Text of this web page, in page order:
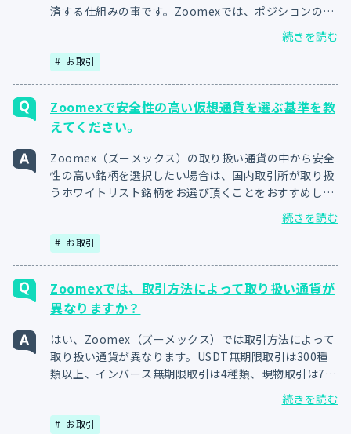
済する仕組みの事です。Zoomexでは、ポジションの証
拠金が証拠金維持率と等しくなった時点で執行されま
す。ロスカットによって、急な相場変動が起きても入金
額を超える損失を防ぐことが可能です。
続きを読む
お取引
Zoomexで安全性の高い仮想通貨を選ぶ基準を教
えてください。
Zoomex（ズーメックス）の取り扱い通貨の中から安全
性の高い銘柄を選択したい場合は、国内取引所が取り扱
うホワイトリスト銘柄をお選び頂くことをおすすめしま
す。ホワイトリスト銘柄は金融庁による一定の審査を通
過しているため、他の暗号資産（仮想通貨）よりも安全
性が高いと考えられます。
続きを読む
お取引
Zoomexでは、取引方法によって取り扱い通貨が
異なりますか？
はい、Zoomex（ズーメックス）では取引方法によって
取り扱い通貨が異なります。USDT無期限取引は300種
類以上、インバース無期限取引は4種類、現物取引は70
種類以上の銘柄で取引可能です。同じ暗号資産（仮想通
貨）でも取引方法により条件が異なります。ご自身に合
った銘柄と取引方法をご選択ください。
続きを読む
お取引